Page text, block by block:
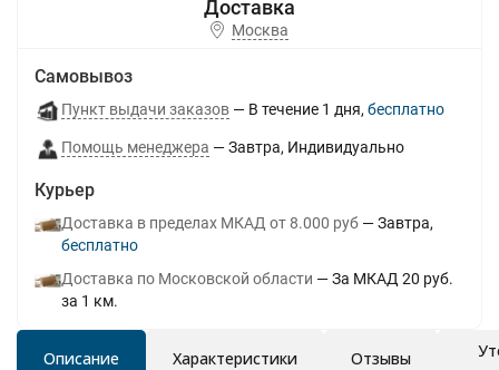
Москва
Самовывоз
Пункт выдачи заказов В течение 1 дня Бесплатно
Помощь менеджера Завтра Индивидуально
Курьер
Доставка в пределах МКАД от 8.000 руб
Завтра
Бесплатно
Доставка по Московской области
За МКАД 20 руб.
за 1 км.
Описание Характеристики Отзывы